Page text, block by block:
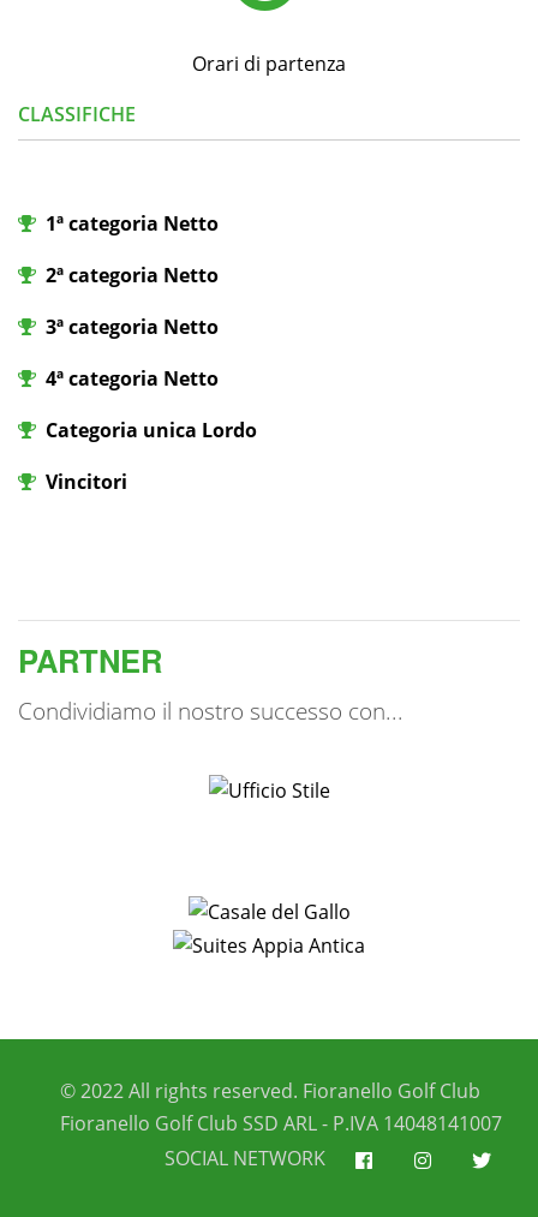
Orari di partenza
CLASSIFICHE
1ª categoria Netto
2ª categoria Netto
3ª categoria Netto
4ª categoria Netto
Categoria unica Lordo
Vincitori
PARTNER
Condividiamo il nostro successo con...
© 2022 All rights reserved. Fioranello Golf Club
Fioranello Golf Club SSD ARL - P.IVA 14048141007
SOCIAL NETWORK